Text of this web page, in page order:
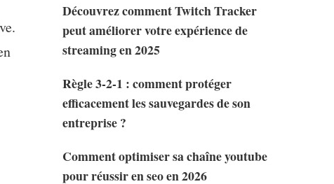
Découvrez comment Twitch Tracker
peut améliorer votre expérience de
streaming en 2025
Règle 3-2-1 : comment protéger
efficacement les sauvegardes de son
entreprise ?
Comment optimiser sa chaîne youtube
pour réussir en seo en 2026